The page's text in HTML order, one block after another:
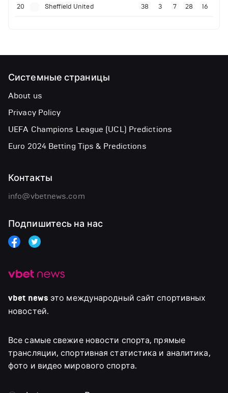
20 Sheffield United 38 3 7 28 16
vbet news это международный сайт спортивных
новостей.
Все самые свежие новости спорта, прямые
трансляции, спортивная статистика и аналитика,
фото и видео мирового спорта.
Системные страницы
About us
Privacy Policy
UEFA Champions League (UCL) Predictions
Euro 2024 Betting Tips & Predictions
Контакты
info@vbetnews.com
Подпишитесь на нас